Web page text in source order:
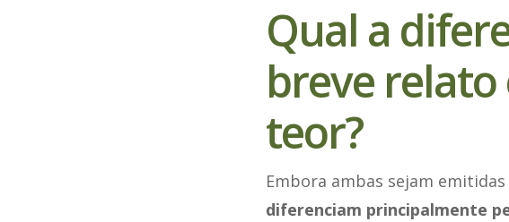
Qual a
breve
teor?
Embora ambas sejam
diferenciam principalmente